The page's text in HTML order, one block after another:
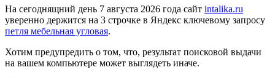
На сегоднящний день 7 августа 2026 года сайт intalika.ru
уверенно держится на 3 строчке в Яндекс ключевому запросу
петля мебельная угловая.
Хотим предупредить о том, что, результат поисковой выдачи
на вашем компьютере может выглядеть иначе.